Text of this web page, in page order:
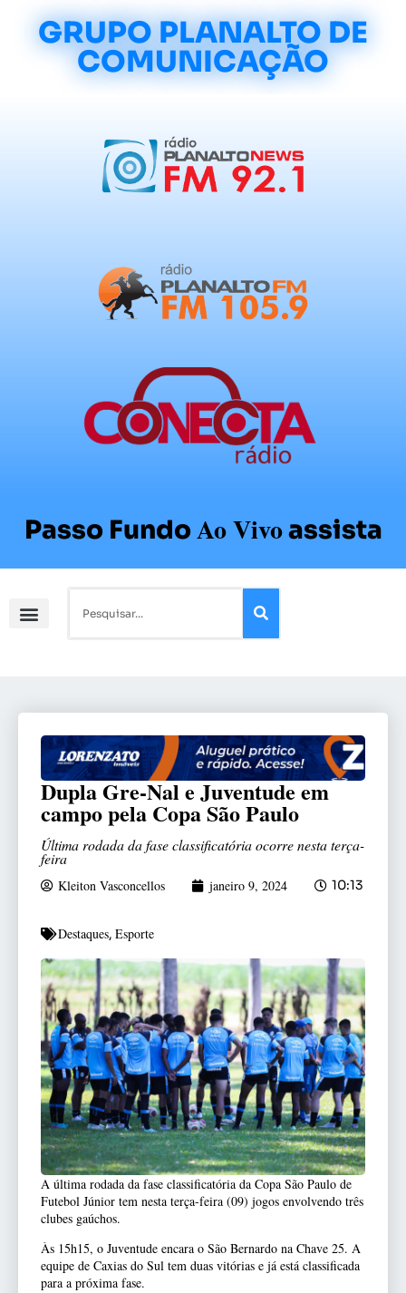
GRUPO PLANALTO DE
COMUNICAÇÃO
Passo FundoAo Vivoassista
Dupla Gre-Nal e Juventude em
campo pela Copa São Paulo
Última rodada da fase classificatória ocorre nesta terça-
feira
Kleiton Vasconcellos janeiro 9, 2024 10:13
Destaques, Esporte
A última rodada da fase classificatória da Copa São Paulo de
Futebol Júnior tem nesta terça-feira (09) jogos envolvendo três
clubes gaúchos.
Às 15h15, o Juventude encara o São Bernardo na Chave 25. A
equipe de Caxias do Sul tem duas vitórias e já está classificada
para a próxima fase.